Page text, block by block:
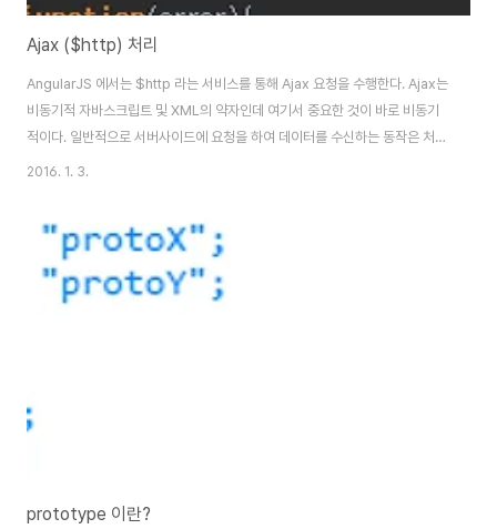
Ajax ($http) 처리
AngularJS 에서는 $http 라는 서비스를 통해 Ajax 요청을 수행한다. Ajax는
비동기적 자바스크립트 및 XML의 약자인데 여기서 중요한 것이 바로 비동기
적이다. 일반적으로 서버사이드에 요청을 하여 데이터를 수신하는 동작은 처리
하는데 많은 시간이 필요하다.이전의 동기적 방식에서는 서버사이드에서 데이
이나, 가공된 데이터를 메일 혹은 SMS로 보내는 등 처리하는데 많은 시간이
필요하지만 UI에서 변화가 필요없는 동작의 경우 비동기로 처리를 한다.많은
시간이 필요한 처리는 요청만 해놓고 해당 결과가 올때까지 다른 일을 처리하
2016. 1. 3.
prototype 이란?